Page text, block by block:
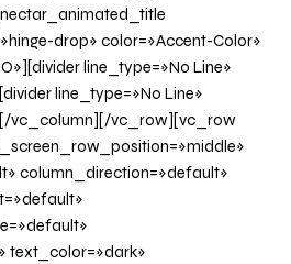
drop» color=»Accent-Color»
line_type=»No Line»
line_type=»No Line»
vc_column][/vc_row][vc_row
column_direction=»default»
text_color=»dark»